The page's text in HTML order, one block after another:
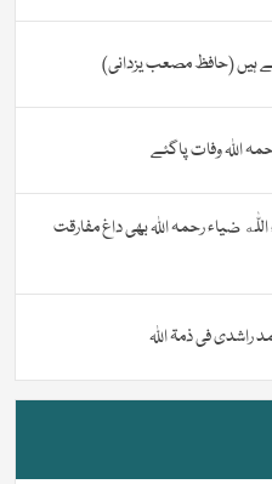
ہیں (حافظ مصعب یزدانی)
اللہ وفات پاگئے
ضیاء رحمہ اللہ بھی داغ مفارقت
راشدی فی ذمۃ اللہ